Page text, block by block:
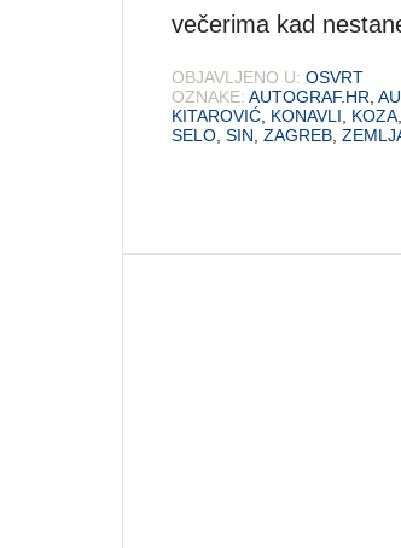
večerima kad
OBJAVLJENO U: OSVRT
OZNAKE: AUTOGRAF.HR
KITAROVIĆ KONAVLI KOZA
SELO SIN ZAGREB